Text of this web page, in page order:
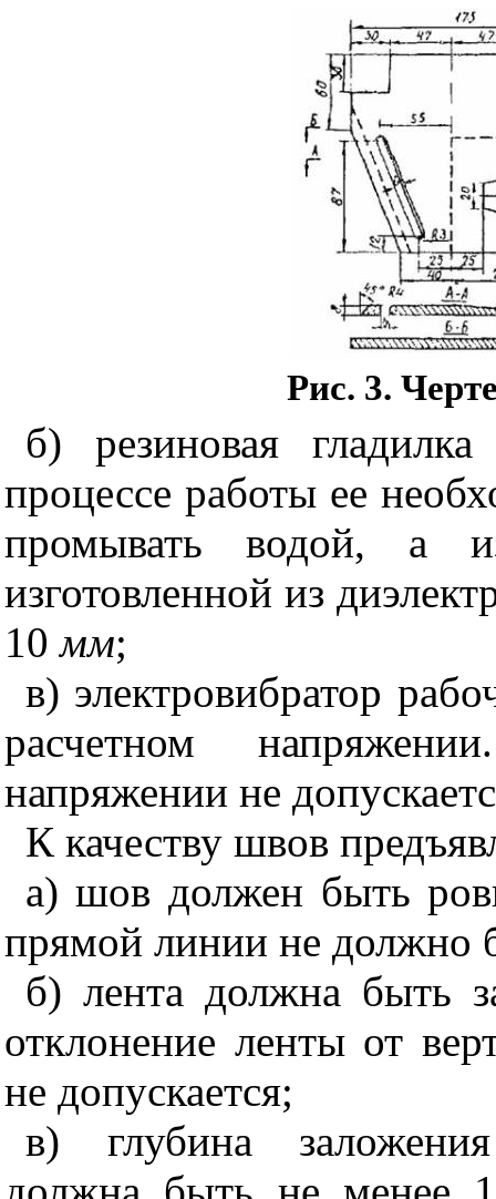
Рис. 3.
б) резиновая
процессе работы ее
промывать водой, а
изготовленной из
10мм;
в) электровибратор
расчетном
напряжении не
К качеству швов предъя
а) шов должен быть
прямой линии не должно
б)лента должна быть
отклонение ленты от
не допускается;
в) глубина